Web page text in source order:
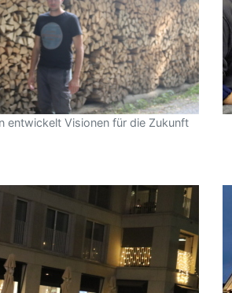
entwickelt Visionen für die Zukunft